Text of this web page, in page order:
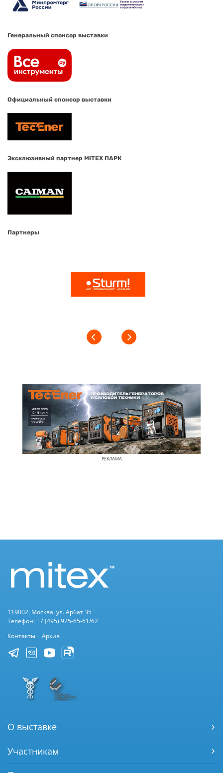
Генеральный спонсор выставки
Официальный спонсор выставки
Эксклюзивный партнер MITEX ПАРК
Партнеры
РЕКЛАМА
119002, Москва, ул. Арбат 35
Телефон: +7 (495) 925-65-61/62
Контакты
Архив
О выставке
Участникам